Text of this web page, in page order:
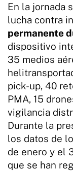
En la jornada
lucha contra
permanente
dispositivo
35 medios
pick-up, 40
PMA, 15
vigilancia
Durante la
los datos de
de enero y el
que se han